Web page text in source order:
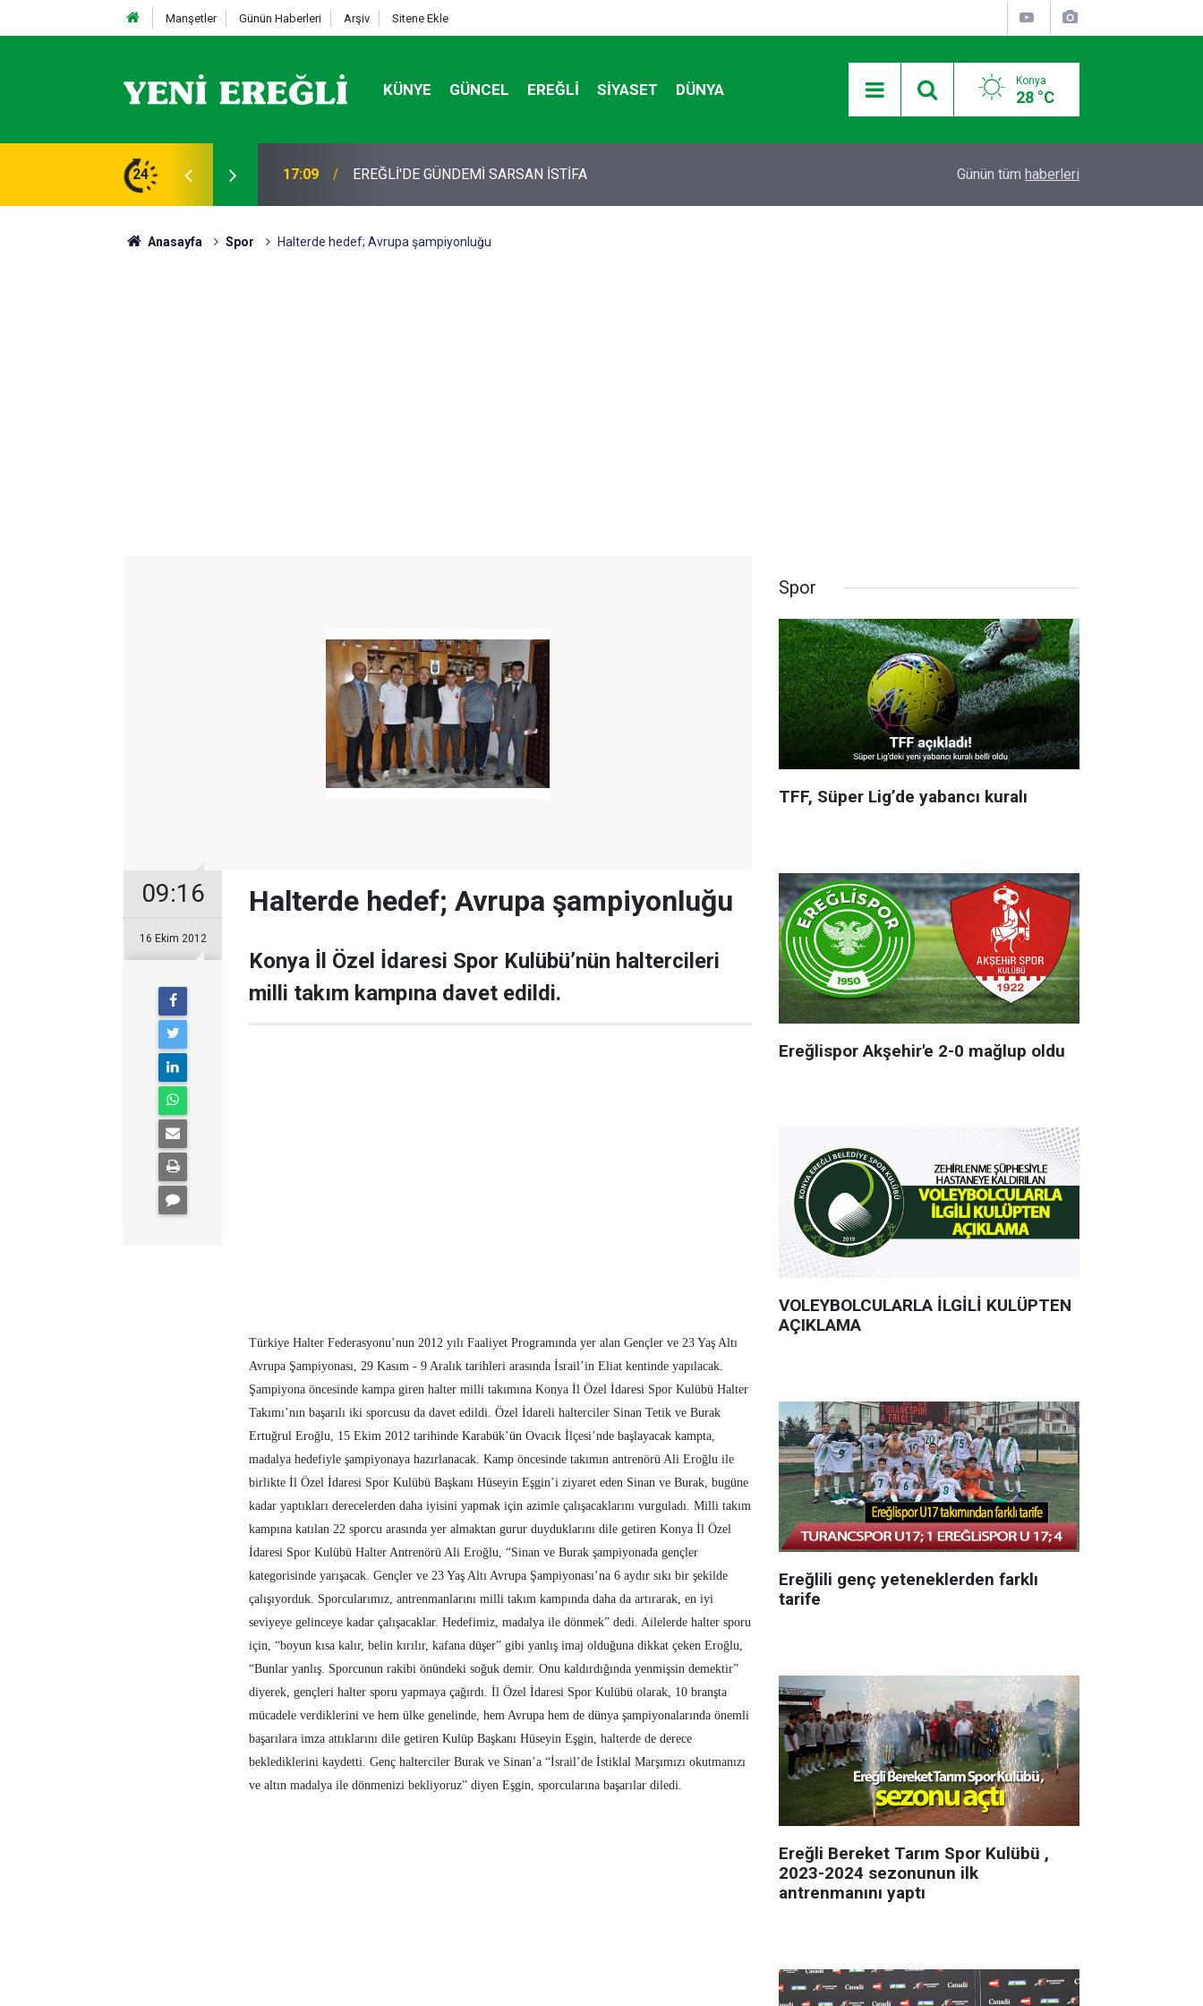
Manşetler Günün Haberleri Arşiv Sitene Ekle
KÜNYE GÜNCEL EREĞLI SIYASET DÜNYA Konya
28 °C
24 13:19 Takla atan otomobildeki Bedirhan öldü, 3 kişi yaralandı Otomobilde silahla başlarından vurulan 2
Günün tüm haberleri
Anasayfa Spor Halterde hedef; Avrupa şampiyonluğu
09:16
16 Ekim 2012
Halterde hedef; Avrupa şampiyonluğu
Konya İl Özel İdaresi Spor Kulübü’nün haltercileri
milli takım kampına davet edildi.
Türkiye Halter Federasyonu’nun 2012 yılı Faaliyet Programında yer alan Gençler ve 23 Yaş Altı
Avrupa Şampiyonası, 29 Kasım - 9 Aralık tarihleri arasında İsrail’in Eliat kentinde yapılacak.
Şampiyona öncesinde kampa giren halter milli takımına Konya İl Özel İdaresi Spor Kulübü Halter
Takımı’nın başarılı iki sporcusu da davet edildi. Özel İdareli halterciler Sinan Tetik ve Burak
Ertuğrul Eroğlu, 15 Ekim 2012 tarihinde Karabük’ün Ovacık İlçesi’nde başlayacak kampta,
madalya hedefiyle şampiyonaya hazırlanacak. Kamp öncesinde takımın antrenörü Ali Eroğlu ile
birlikte İl Özel İdaresi Spor Kulübü Başkanı Hüseyin Eşgin’i ziyaret eden Sinan ve Burak, bugüne
kadar yaptıkları derecelerden daha iyisini yapmak için azimle çalışacaklarını vurguladı. Milli takım
kampına katılan 22 sporcu arasında yer almaktan gurur duyduklarını dile getiren Konya İl Özel
İdaresi Spor Kulübü Halter Antrenörü Ali Eroğlu, “Sinan ve Burak şampiyonada gençler
kategorisinde yarışacak. Gençler ve 23 Yaş Altı Avrupa Şampiyonası’na 6 aydır sıkı bir şekilde
çalışıyorduk. Sporcularımız, antrenmanlarını milli takım kampında daha da artırarak, en iyi
seviyeye gelinceye kadar çalışacaklar. Hedefimiz, madalya ile dönmek” dedi. Ailelerde halter sporu
için, “boyun kısa kalır, belin kırılır, kafana düşer” gibi yanlış imaj olduğuna dikkat çeken Eroğlu,
“Bunlar yanlış. Sporcunun rakibi önündeki soğuk demir. Onu kaldırdığında yenmişsin demektir”
diyerek, gençleri halter sporu yapmaya çağırdı. İl Özel İdaresi Spor Kulübü olarak, 10 branşta
mücadele verdiklerini ve hem ülke genelinde, hem Avrupa hem de dünya şampiyonalarında önemli
başarılara imza attıklarını dile getiren Kulüp Başkanı Hüseyin Eşgin, halterde de derece
beklediklerini kaydetti. Genç halterciler Burak ve Sinan’a “İsrail’de İstiklal Marşımızı okutmanızı
ve altın madalya ile dönmenizi bekliyoruz” diyen Eşgin, sporcularına başarılar diledi.
Spor
TFF, Süper Lig’de yabancı kuralı
Ereğlispor Akşehir'e 2-0 mağlup oldu
VOLEYBOLCULARLA İLGİLİ KULÜPTEN
AÇIKLAMA
Ereğlili genç yeteneklerden farklı
tarife
Ereğli Bereket Tarım Spor Kulübü ,
2023-2024 sezonunun ilk
antrenmanını yaptı